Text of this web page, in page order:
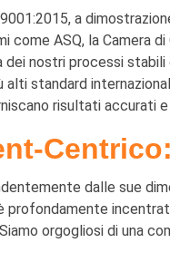
a
ASQ, la Camera
nostri processi
standard
risultati accurati
dalle sue
profondamente
orgogliosi di una